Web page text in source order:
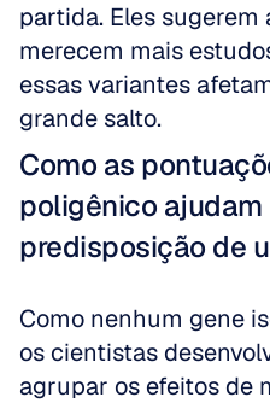
partida. Eles sugerem
merecem mais
essas variantes
grande salto.
Como as
poligênico ajudam
predisposição de
Como nenhum gene
os cientistas
agrupar os efeitos de